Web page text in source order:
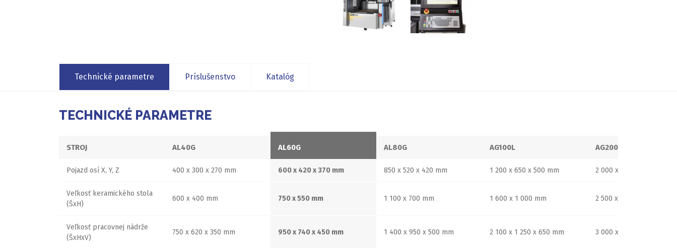
Technické parametre Príslušenstvo Katalóg
TECHNICKÉ PARAMETRE
STROJ AL40G AL60G AL80G AG100L AG200L
Pojazd osí X, Y, Z 400 x 300 x 270 mm 600 x 420 x 370 mm 850 x 520 x 420 mm 1 200 x 650 x 500 mm 2 000 x 1 200 x 800
Veľkosť keramického stola
(ŠxH)
600 x 400 mm 750 x 550 mm 1 100 x 700 mm 1 600 x 1 000 mm 2 500 x 1 550
Veľkosť pracovnej nádrže
(ŠxHxV)
750 x 620 x 350 mm 950 x 740 x 450 mm 1 400 x 950 x 500 mm 2 100 x 1 250 x 650 mm 3 000 x 1 800 x 1 000